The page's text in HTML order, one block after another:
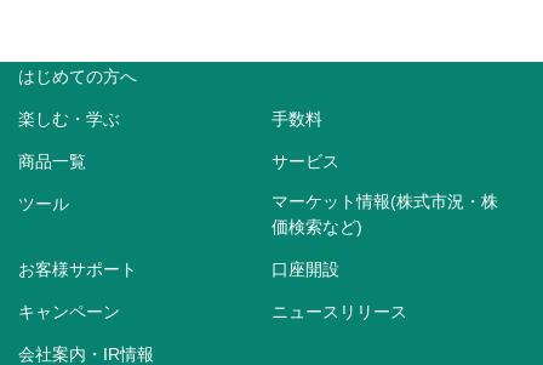
はじめての方へ
楽しむ・学ぶ 手数料
商品一覧 サービス
ツール
マーケット情報(株式市況・株
価検索など)
お客様サポート 口座開設
キャンペーン ニュースリリース
会社案内・IR情報